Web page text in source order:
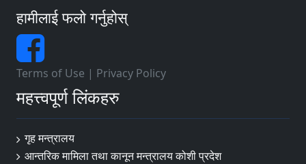
हामीलाई फलो गर्नुहोस्
Terms of Use | Privacy Policy
महत्त्वपूर्ण लिंकहरु
गृह मन्त्रालय
आन्तरिक मामिला तथा कानून मन्त्रालय कोशी प्रदेश